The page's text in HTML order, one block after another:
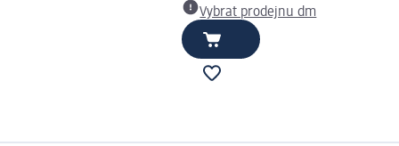
Vybrat prodejnu dm